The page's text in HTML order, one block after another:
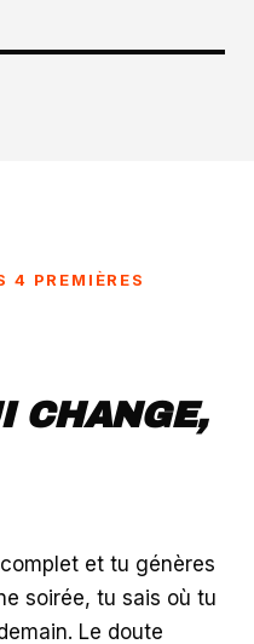
4 PREMIÈRES
CHANGE,
et tu génères
soirée, tu sais où tu
Le doute